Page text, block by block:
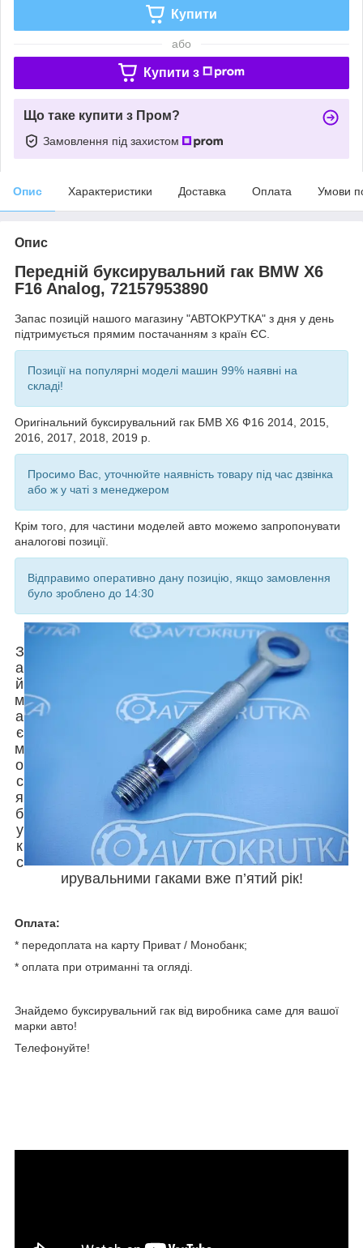
Купити
або
Купити з
Що таке купити з Пром?
Замовлення під захистом
Опис Характеристики Доставка Оплата Умови
Опис
Передній буксирувальний гак BMW X6
F16 Analog, 72157953890
Запас позицій нашого магазину "АВТОКРУТКА" з дня у день
підтримується прямим постачанням з країн ЄС.
Позиції на популярні моделі машин 99% наявні на
складі!
Оригінальний буксирувальний гак БМВ Х6 Ф16 2014, 2015,
2016, 2017, 2018, 2019 р.
Просимо Вас, уточнюйте наявність товару під час дзвінка
або ж у чаті з менеджером
Крім того, для частини моделей авто можемо запропонувати
аналогові позиції.
Відправимо оперативно дану позицію, якщо замовлення
було зроблено до 14:30
З
а
й
м
а
є
м
о
с
я
б
у
к
с
ирувальними гаками вже п’ятий рік!
Оплата:
* передоплата на карту Приват / Монобанк;
* оплата при отриманні та огляді.
Знайдемо буксирувальний гак від виробника саме для вашої
марки авто!
Телефонуйте!